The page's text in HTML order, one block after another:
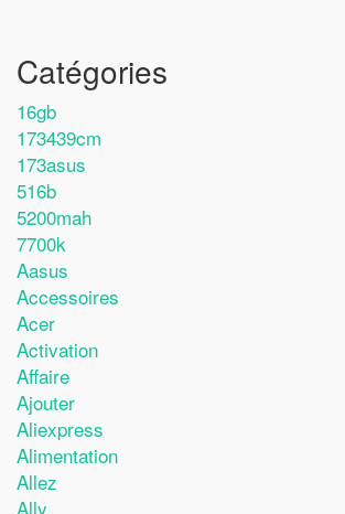
Catégories
16gb
173439cm
173asus
516b
5200mah
7700k
Aasus
Accessoires
Acer
Activation
Affaire
Ajouter
Aliexpress
Alimentation
Allez
Ally